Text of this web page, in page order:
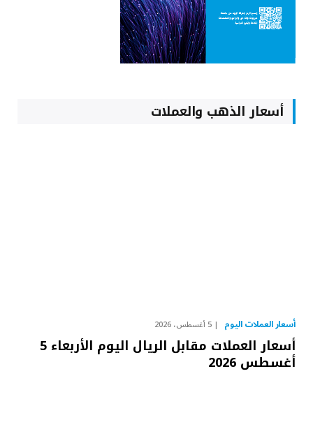
أسعار الذهب والعملات
أسعار العملات اليوم 5 أغسطس، 2026
أسعار العملات مقابل الريال اليوم الأربعاء 5
أغسطس 2026